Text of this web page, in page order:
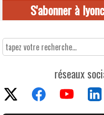
S'abonner à
réseaux